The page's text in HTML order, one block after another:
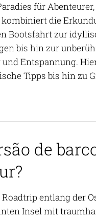
für
kombiniert die
Bootsfahrt zur
bis hin zur
Entspannung.
Tipps bis hin zu
de
entlang der
Insel mit